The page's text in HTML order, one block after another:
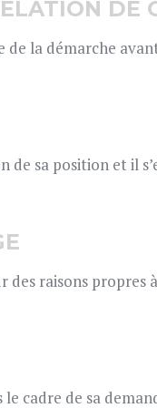
DE
la démarche
de sa position et il
raisons propres
cadre de sa